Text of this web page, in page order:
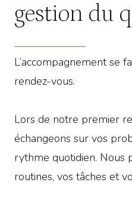
gestion du
L’accompagnement se
rendez-vous.
Lors de notre premier
échangeons sur vos
rythme quotidien. Nous
routines, vos tâches et